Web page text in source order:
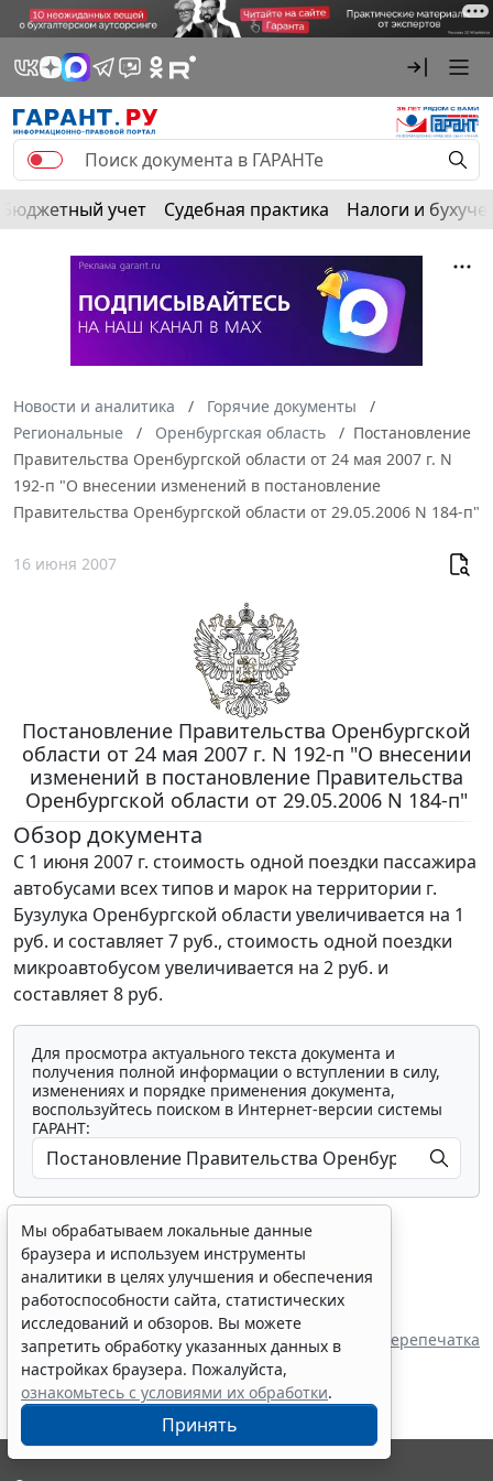
Бюджетный учет Судебная практика Налоги и
Новости и аналитика
Горячие документы
Региональные
Оренбургская область
Постановление
Правительства Оренбургской области от 24 мая 2007 г. N
192-п "О внесении изменений в постановление
Правительства Оренбургской области от 29.05.2006 N 184-п"
16 июня 2007
Постановление Правительства Оренбургской
области от 24 мая 2007 г. N 192-п "О внесении
изменений в постановление Правительства
Оренбургской области от 29.05.2006 N 184-п"
Обзор документа
С 1 июня 2007 г. стоимость одной поездки пассажира
автобусами всех типов и марок на территории г.
Бузулука Оренбургской области увеличивается на 1
руб. и составляет 7 руб., стоимость одной поездки
микроавтобусом увеличивается на 2 руб. и
составляет 8 руб.
Для просмотра актуального текста документа и
получения полной информации о вступлении в силу,
изменениях и порядке применения документа,
воспользуйтесь поиском в Интернет-версии системы
ГАРАНТ:
Показать все материалы
Перепечатка
Мы обрабатываем локальные данные
браузера и используем инструменты
аналитики в целях улучшения и обеспечения
работоспособности сайта, статистических
исследований и обзоров. Вы можете
запретить обработку указанных данных в
настройках браузера. Пожалуйста,
ознакомьтесь с условиями их обработки.
Принять